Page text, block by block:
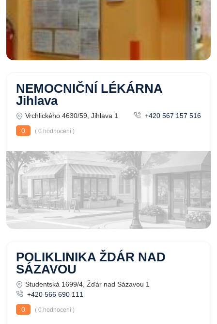
NEMOCNIČNÍ LÉKÁRNA
Jihlava
Vrchlického 4630/59, Jihlava 1
+420 567 157 516
0
( 0 hodnocení )
POLIKLINIKA ŽDÁR NAD
SÁZAVOU
Studentská 1699/4, Žďár nad Sázavou 1
+420 566 690 111
0
( 0 hodnocení )